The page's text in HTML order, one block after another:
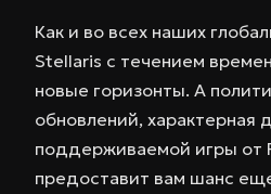
Как и во всех наших
Stellaris с течением
новые горизонты. А
обновлений, характерная
поддерживаемой игры от
предоставит вам шанс